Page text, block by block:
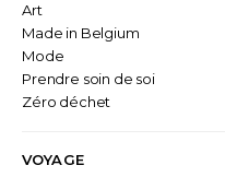
Art
Made in Belgium
Mode
Prendre soin de soi
Zéro déchet
VOYAGE